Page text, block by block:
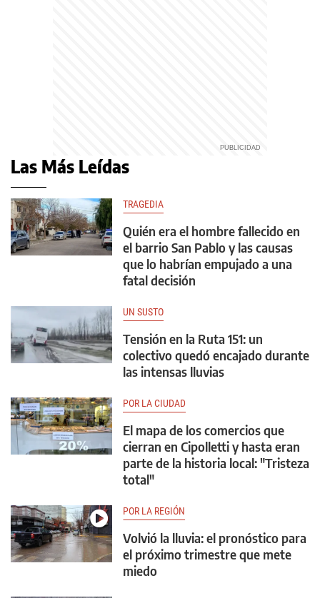
Las Más Leídas
TRAGEDIA
Quién era el hombre fallecido en
el barrio San Pablo y las causas
que lo habrían empujado a una
fatal decisión
UN SUSTO
Tensión en la Ruta 151: un
colectivo quedó encajado durante
las intensas lluvias
POR LA CIUDAD
El mapa de los comercios que
cierran en Cipolletti y hasta eran
parte de la historia local: "Tristeza
total"
POR LA REGIÓN
Volvió la lluvia: el pronóstico para
el próximo trimestre que mete
miedo